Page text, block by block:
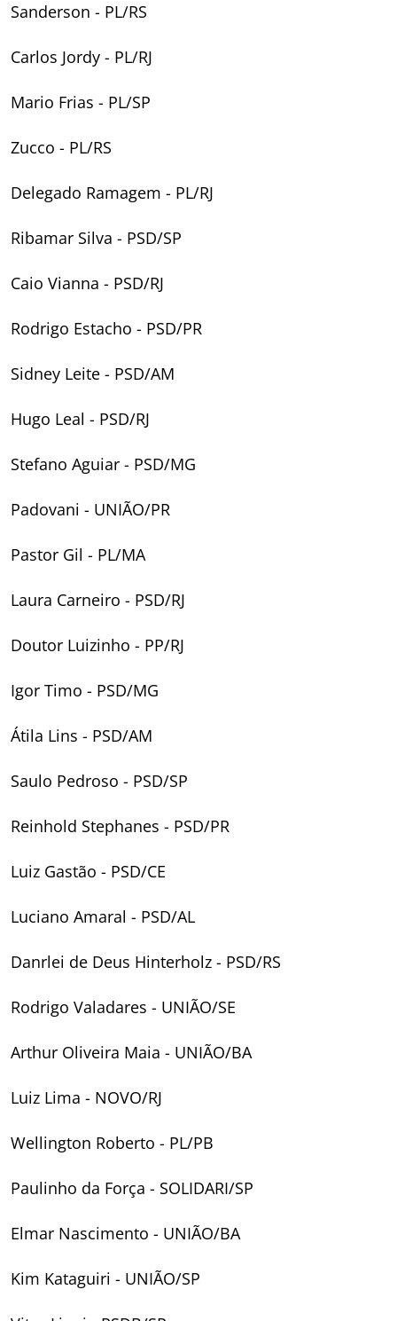
Sanderson - PL/RS
Carlos Jordy - PL/RJ
Mario Frias - PL/SP
Zucco - PL/RS
Delegado Ramagem - PL/RJ
Ribamar Silva - PSD/SP
Caio Vianna - PSD/RJ
Rodrigo Estacho - PSD/PR
Sidney Leite - PSD/AM
Hugo Leal - PSD/RJ
Stefano Aguiar - PSD/MG
Padovani - UNIÃO/PR
Pastor Gil - PL/MA
Laura Carneiro - PSD/RJ
Doutor Luizinho - PP/RJ
Igor Timo - PSD/MG
Átila Lins - PSD/AM
Saulo Pedroso - PSD/SP
Reinhold Stephanes - PSD/PR
Luiz Gastão - PSD/CE
Luciano Amaral - PSD/AL
Danrlei de Deus Hinterholz - PSD/RS
Rodrigo Valadares - UNIÃO/SE
Arthur Oliveira Maia - UNIÃO/BA
Luiz Lima - NOVO/RJ
Wellington Roberto - PL/PB
Paulinho da Força - SOLIDARI/SP
Elmar Nascimento - UNIÃO/BA
Kim Kataguiri - UNIÃO/SP